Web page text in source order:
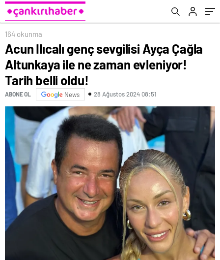
oldu!
164 okunma
Acun Ilıcalı genç sevgilisi Ayça Çağla
Altunkaya ile ne zaman evleniyor!
Tarih belli oldu!
ABONE OL News 28 Ağustos 2024 08:51